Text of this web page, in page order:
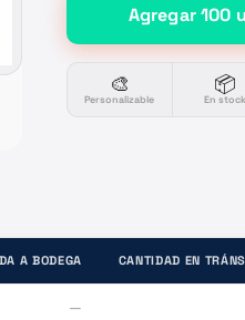
Agregar100
🎨
Personalizable
📦
En stock
A BODEGA CANTIDAD EN
—